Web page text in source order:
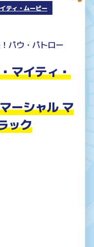
ティ・ムービー
パウ・パトロー
マイティ・
ーシャル マ
ック